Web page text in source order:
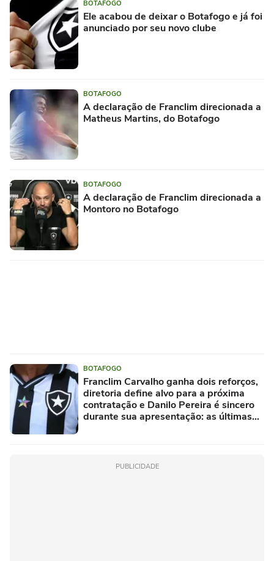
BOTAFOGO
Ele acabou de deixar o Botafogo e já foi
anunciado por seu novo clube
BOTAFOGO
A declaração de Franclim direcionada a
Matheus Martins, do Botafogo
BOTAFOGO
A declaração de Franclim direcionada a
Montoro no Botafogo
BOTAFOGO
Franclim Carvalho ganha dois reforços,
diretoria define alvo para a próxima
contratação e Danilo Pereira é sincero
durante sua apresentação: as últimas
PUBLICIDADE